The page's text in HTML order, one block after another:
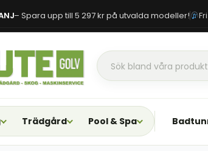
– Spara upp till 5 297 kr på utvalda modeller!
Trädgård Pool & Spa